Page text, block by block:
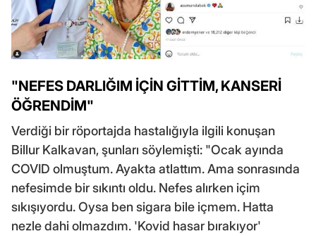
"NEFES DARLIĞIM İÇİN GİTTİM, KANSERİ
ÖĞRENDİM"
Verdiği bir röportajda hastalığıyla ilgili konuşan
Billur Kalkavan, şunları söylemişti: "Ocak ayında
COVID olmuştum. Ayakta atlattım. Ama sonrasında
nefesimde bir sıkıntı oldu. Nefes alırken içim
sıkışıyordu. Oysa ben sigara bile içmem. Hatta
nezle dahi olmazdım. 'Kovid hasar bırakıyor'